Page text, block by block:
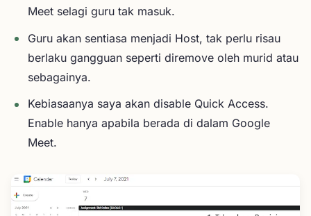
Meet selagi guru tak masuk.
Guru akan sentiasa menjadi Host, tak perlu risau
berlaku gangguan seperti diremove oleh murid atau
sebagainya.
Kebiasaanya saya akan disable Quick Access.
Enable hanya apabila berada di dalam Google
Meet.